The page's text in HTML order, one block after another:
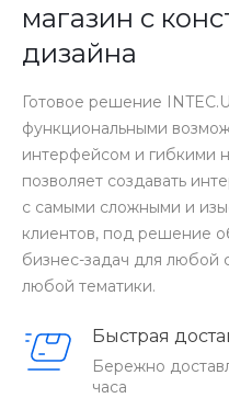
магазин с
дизайна
Готовое решение
функциональными
интерфейсом и гибкими
позволяет создавать
с самыми сложными и
клиентов, под решение
бизнес-задач для любой
любой тематики.
Быстрая
Бережно
часа